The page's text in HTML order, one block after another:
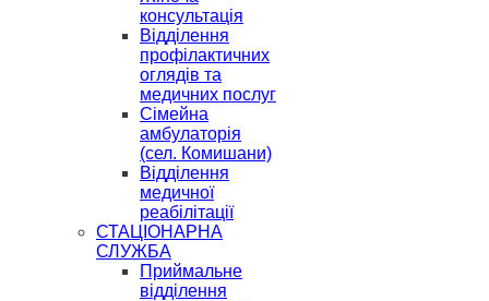
консультація
Відділення
профілактичних
оглядів та
медичних послуг
Сімейна
амбулаторія
(сел. Комишани)
Відділення
медичної
реабілітації
СТАЦІОНАРНА
СЛУЖБА
Приймальне
відділення